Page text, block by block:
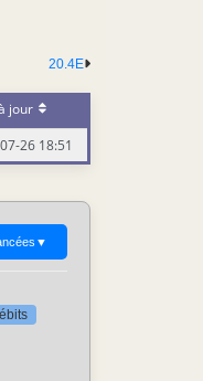
20.4E
jour
26 18:51
▼